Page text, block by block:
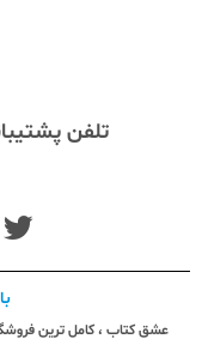
تلفن
عشق کتاب ، کامل ترین